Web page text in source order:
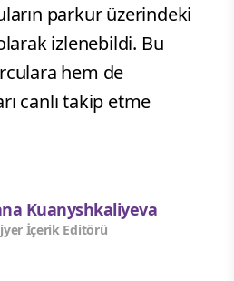
parkur üzerindeki
izlenebildi. Bu
hem de
canlı takip etme
Kuanyshkaliyeva
İçerik Editörü